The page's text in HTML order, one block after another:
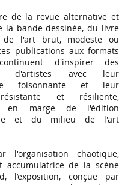
de la revue alternative et
la bande-dessinée, du livre
l'art brut, modeste ou
publications aux formats
d'inspirer des
d'artistes avec leur
foisonnante et leur
et résiliente,
en marge de l'édition
et du milieu de l'art
l'organisation chaotique,
accumulatrice de la scène
l’exposition, conçue par